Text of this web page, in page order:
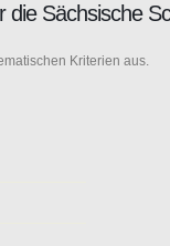
die Sächsische
Kriterien aus.